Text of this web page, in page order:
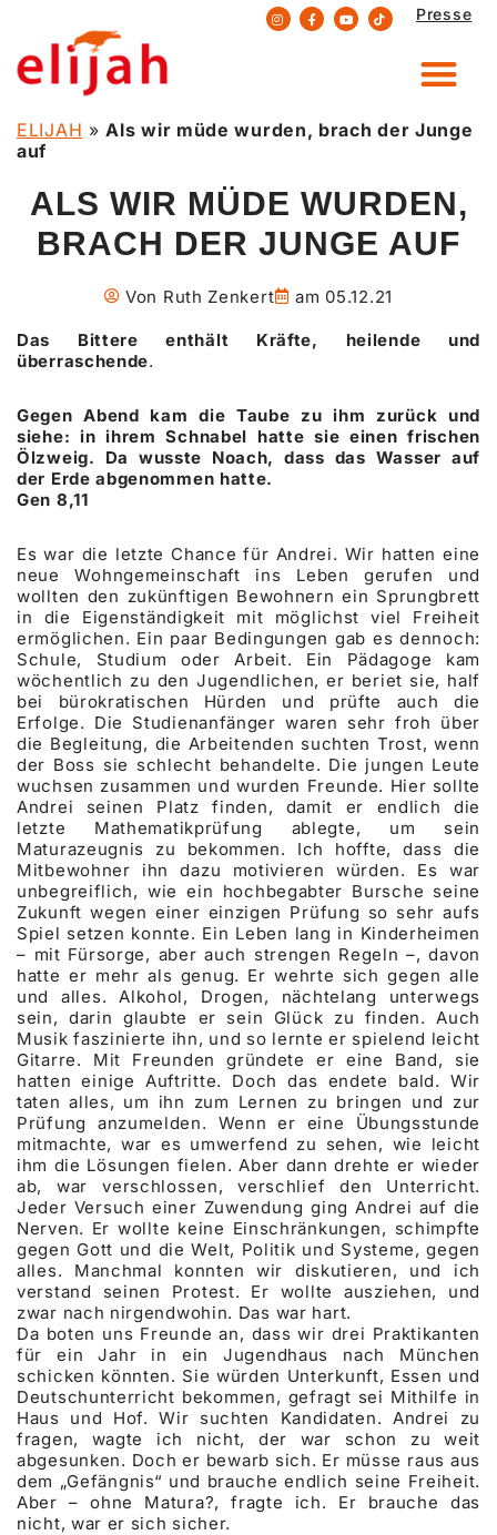
Zum
Inhalt
springen
Presse
ELIJAH »Als wir müde wurden, brach der Junge
auf
ALS WIR MÜDE WURDEN,
BRACH DER JUNGE AUF
Von Ruth Zenkert am 05.12.21
Das Bittere enthält Kräfte, heilende und
überraschende.
Gegen Abend kam die Taube zu ihm zurück und
siehe: in ihrem Schnabel hatte sie einen frischen
Ölzweig. Da wusste Noach, dass das Wasser auf
der Erde abgenommen hatte.
Gen 8,11
Es war die letzte Chance für Andrei. Wir hatten eine
neue Wohngemeinschaft ins Leben gerufen und
wollten den zukünftigen Bewohnern ein Sprungbrett
in die Eigenständigkeit mit möglichst viel Freiheit
ermöglichen. Ein paar Bedingungen gab es dennoch:
Schule, Studium oder Arbeit. Ein Pädagoge kam
wöchentlich zu den Jugendlichen, er beriet sie, half
bei bürokratischen Hürden und prüfte auch die
Erfolge. Die Studienanfänger waren sehr froh über
die Begleitung, die Arbeitenden suchten Trost, wenn
der Boss sie schlecht behandelte. Die jungen Leute
wuchsen zusammen und wurden Freunde. Hier sollte
Andrei seinen Platz finden, damit er endlich die
letzte Mathematikprüfung ablegte, um sein
Maturazeugnis zu bekommen. Ich hoffte, dass die
Mitbewohner ihn dazu motivieren würden. Es war
unbegreiflich, wie ein hochbegabter Bursche seine
Zukunft wegen einer einzigen Prüfung so sehr aufs
Spiel setzen konnte. Ein Leben lang in Kinderheimen
– mit Fürsorge, aber auch strengen Regeln –, davon
hatte er mehr als genug. Er wehrte sich gegen alle
und alles. Alkohol, Drogen, nächtelang unterwegs
sein, darin glaubte er sein Glück zu finden. Auch
Musik faszinierte ihn, und so lernte er spielend leicht
Gitarre. Mit Freunden gründete er eine Band, sie
hatten einige Auftritte. Doch das endete bald. Wir
taten alles, um ihn zum Lernen zu bringen und zur
Prüfung anzumelden. Wenn er eine Übungsstunde
mitmachte, war es umwerfend zu sehen, wie leicht
ihm die Lösungen fielen. Aber dann drehte er wieder
ab, war verschlossen, verschlief den Unterricht.
Jeder Versuch einer Zuwendung ging Andrei auf die
Nerven. Er wollte keine Einschränkungen, schimpfte
gegen Gott und die Welt, Politik und Systeme, gegen
alles. Manchmal konnten wir diskutieren, und ich
verstand seinen Protest. Er wollte ausziehen, und
zwar nach nirgendwohin. Das war hart.
Da boten uns Freunde an, dass wir drei Praktikanten
für ein Jahr in ein Jugendhaus nach München
schicken könnten. Sie würden Unterkunft, Essen und
Deutschunterricht bekommen, gefragt sei Mithilfe in
Haus und Hof. Wir suchten Kandidaten. Andrei zu
fragen, wagte ich nicht, der war schon zu weit
abgesunken. Doch er bewarb sich. Er müsse raus aus
dem „Gefängnis“ und brauche endlich seine Freiheit.
Aber – ohne Matura?, fragte ich. Er brauche das
nicht, war er sich sicher.